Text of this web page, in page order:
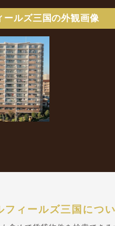
ールズ三国の外観画像
フィールズ三国につ